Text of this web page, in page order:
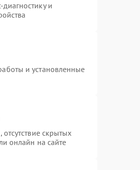
и
и установленные
скрытых
онлайн на сайте